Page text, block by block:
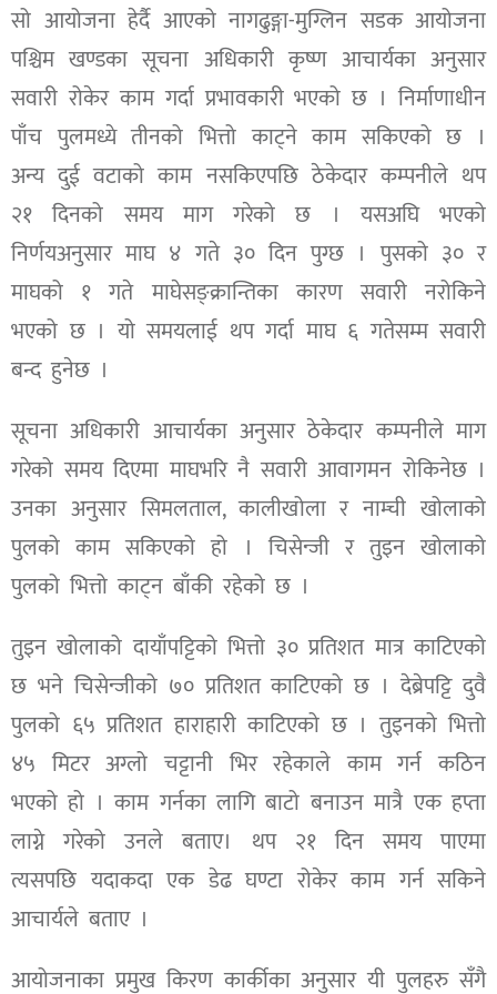
सो आयोजना हेर्दै आएको नागढुङ्गा-मुग्लिन सडक आयोजना
पश्चिम खण्डका सूचना अधिकारी कृष्ण आचार्यका अनुसार
सवारी रोकेर काम गर्दा प्रभावकारी भएको छ । निर्माणाधीन
पाँच पुलमध्ये तीनको भित्तो काट्ने काम सकिएको छ ।
अन्य दुई वटाको काम नसकिएपछि ठेकेदार कम्पनीले थप
२१ दिनको समय माग गरेको छ । यसअघि भएको
निर्णयअनुसार माघ ४ गते ३० दिन पुग्छ । पुसको ३० र
माघको १ गते माघेसङ्क्रान्तिका कारण सवारी नरोकिने
भएको छ । यो समयलाई थप गर्दा माघ ६ गतेसम्म सवारी
बन्द हुनेछ ।
सूचना अधिकारी आचार्यका अनुसार ठेकेदार कम्पनीले माग
गरेको समय दिएमा माघभरि नै सवारी आवागमन रोकिनेछ ।
उनका अनुसार सिमलताल, कालीखोला र नाम्ची खोलाको
पुलको काम सकिएको हो । चिसेन्जी र तुइन खोलाको
पुलको भित्तो काट्न बाँकी रहेको छ ।
तुइन खोलाको दायाँपट्टिको भित्तो ३० प्रतिशत मात्र काटिएको
छ भने चिसेन्जीको ७० प्रतिशत काटिएको छ । देब्रेपट्टि दुवै
पुलको ६५ प्रतिशत हाराहारी काटिएको छ । तुइनको भित्तो
४५ मिटर अग्लो चट्टानी भिर रहेकाले काम गर्न कठिन
भएको हो । काम गर्नका लागि बाटो बनाउन मात्रै एक हप्ता
लाग्ने गरेको उनले बताए। थप २१ दिन समय पाएमा
त्यसपछि यदाकदा एक डेढ घण्टा रोकेर काम गर्न सकिने
आचार्यले बताए ।
आयोजनाका प्रमुख किरण कार्कीका अनुसार यी पुलहरु सँगै